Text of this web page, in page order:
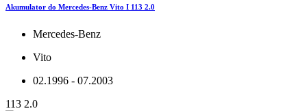
Akumulator do Mercedes-Benz Vito I 113 2.0
Mercedes-Benz
Vito
02.1996 - 07.2003
113 2.0